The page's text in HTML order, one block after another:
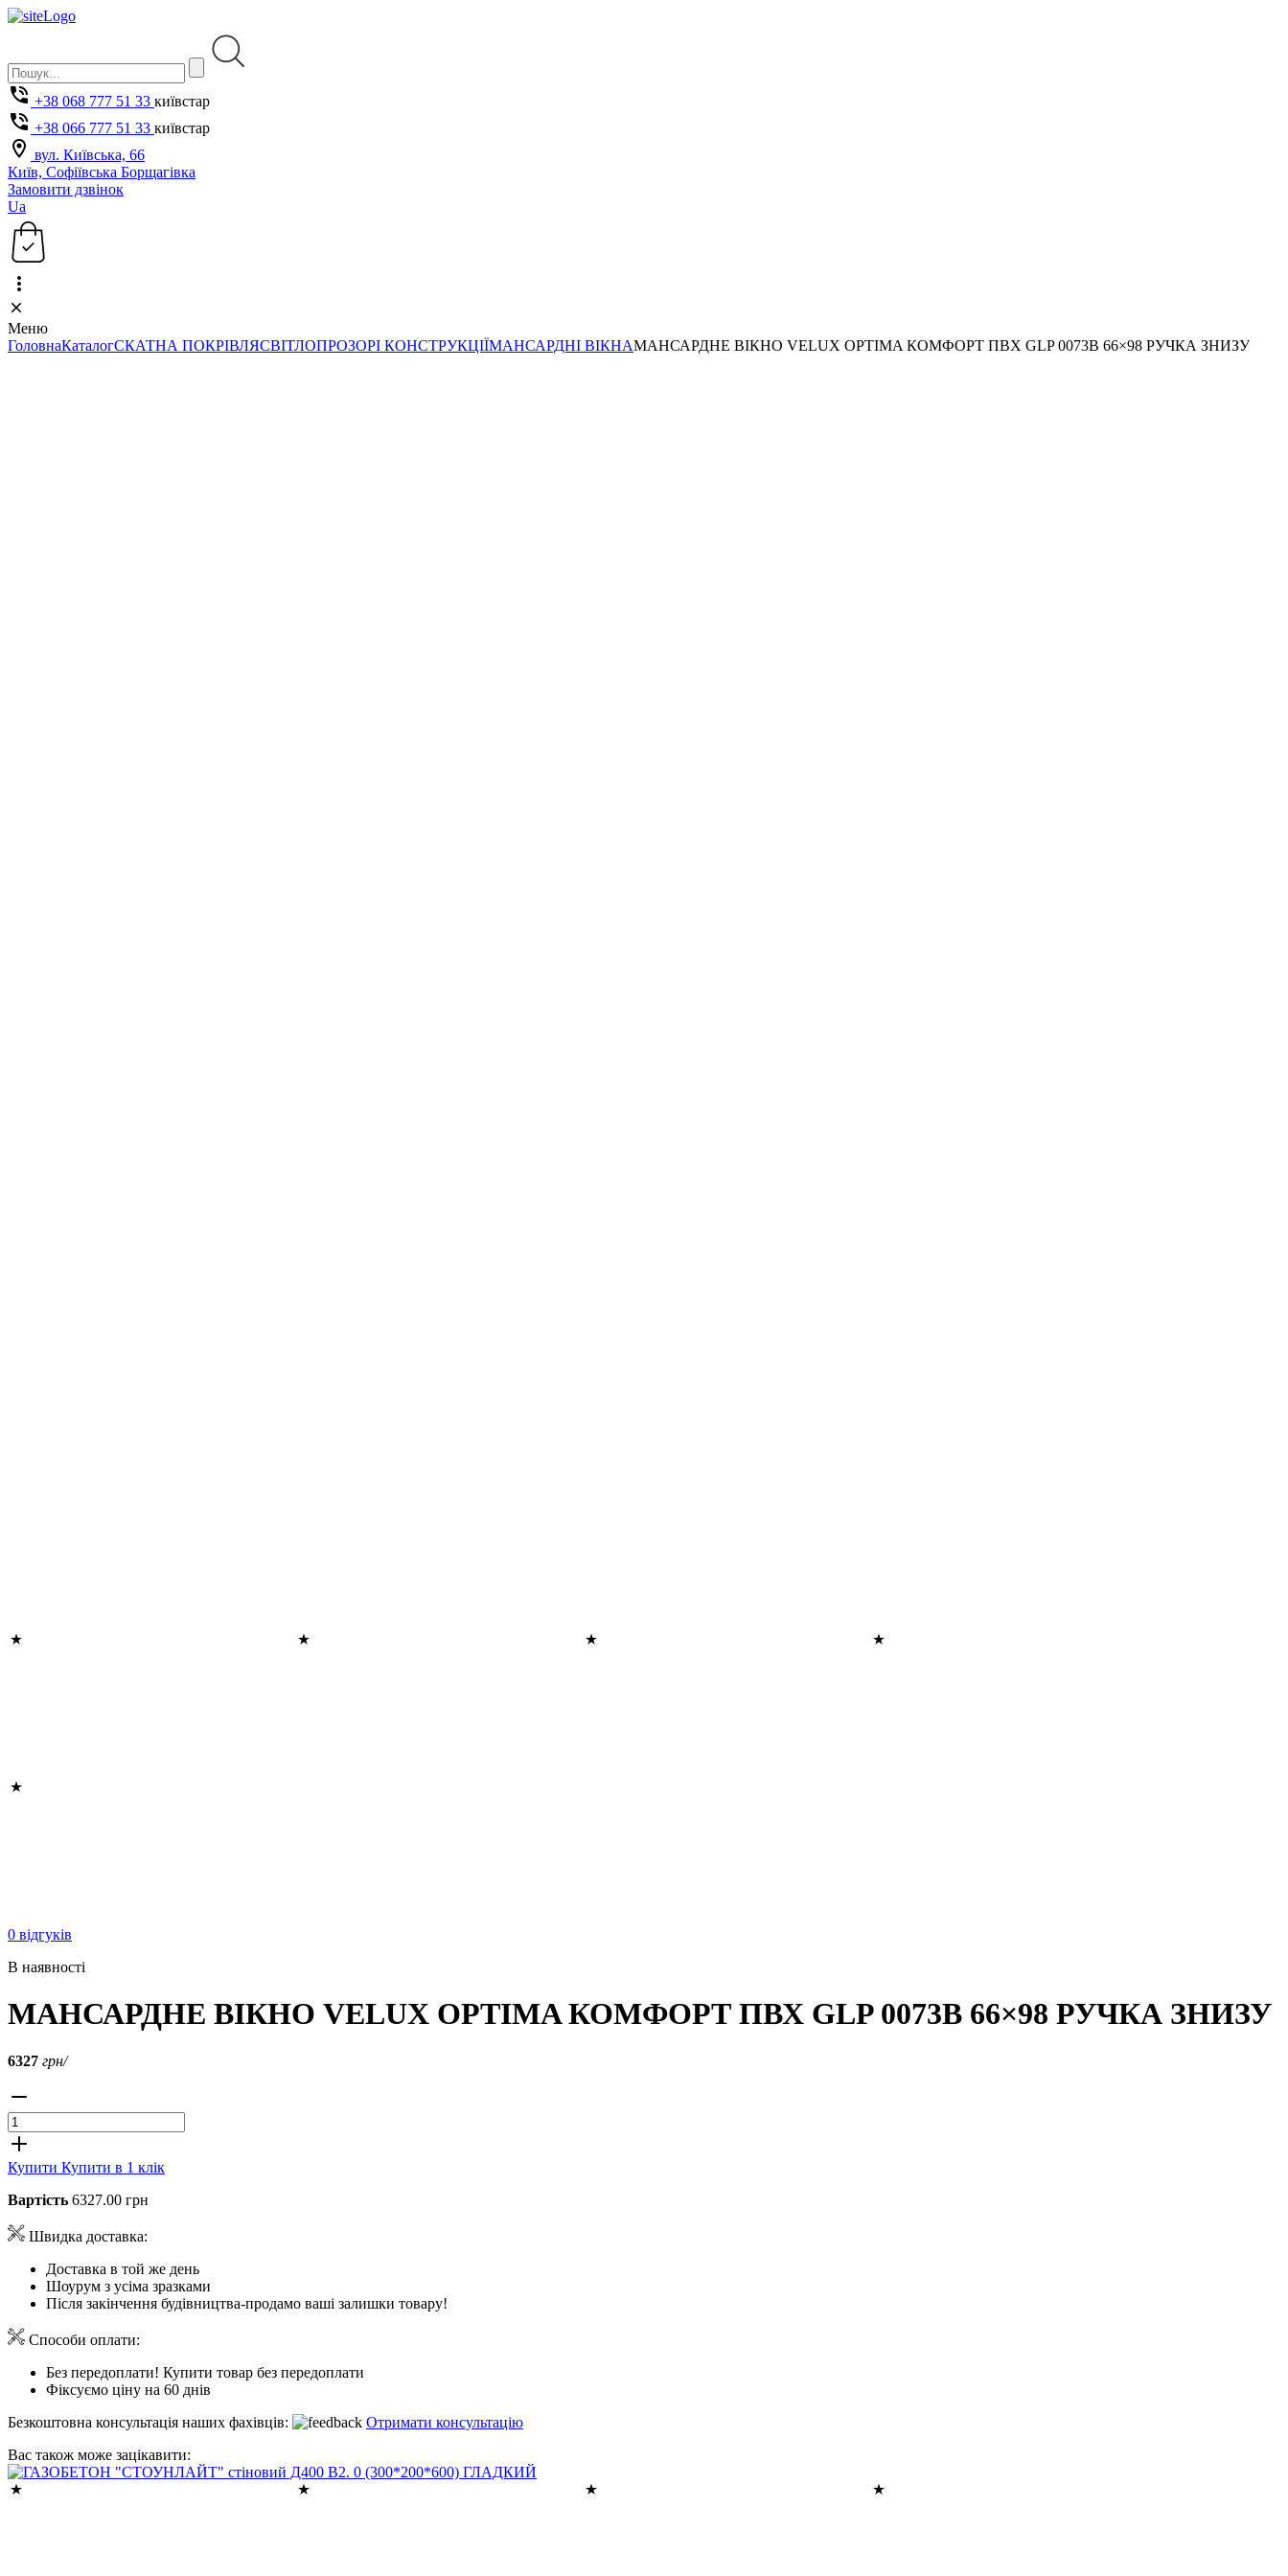
+38 068 777 51 33 київстар
+38 066 777 51 33 київстар
вул. Київська, 66
Київ, Софіївська Борщагівка
Замовити дзвінок
Ua
Меню
ГоловнаКаталогСКАТНА ПОКРІВЛЯСВІТЛОПРОЗОРІ КОНСТРУКЦІЇМАНСАРДНІ ВІКНАМАНСАРДНЕ ВІКНО VELUX OPTIMA КОМФОРТ ПВХ GLP 0073B 66×98 РУЧКА ЗНИЗУ
0 відгуків
В наявності
МАНСАРДНЕ ВІКНО VELUX OPTIMA КОМФОРТ ПВХ GLP 0073B 66×98 РУЧКА ЗНИЗУ
6327 грн/
Купити Купити в 1 клік
Вартість 6327.00 грн
Швидка доставка:
Доставка в той же день
Шоурум з усіма зразками
Після закінчення будівництва-продамо ваші залишки товару!
Способи оплати:
Без передоплати! Купити товар без передоплати
Фіксуємо ціну на 60 днів
Безкоштовна консультація наших фахівців:
Отримати консультацію
Вас також може зацікавити: